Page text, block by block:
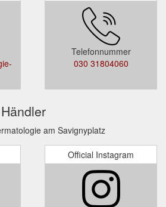
Telefonnummer
030 31804060
am Savignyplatz
Official Instagram